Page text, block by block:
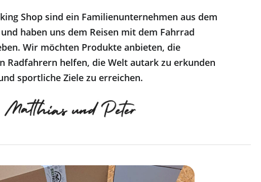
Shop sind ein Familienunternehmen aus dem
haben uns dem Reisen mit dem Fahrrad
Wir möchten Produkte anbieten, die
Radfahrern helfen, die Welt autark zu erkunden
sportliche Ziele zu erreichen.